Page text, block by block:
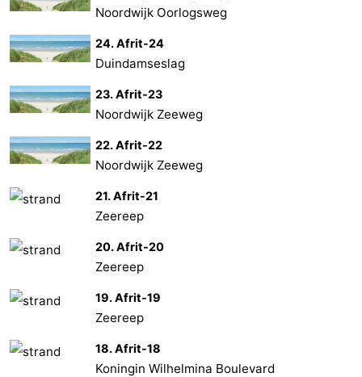
Noordwijk Oorlogsweg
24. Afrit-24
Duindamseslag
23. Afrit-23
Noordwijk Zeeweg
22. Afrit-22
Noordwijk Zeeweg
21. Afrit-21
Zeereep
20. Afrit-20
Zeereep
19. Afrit-19
Zeereep
18. Afrit-18
Koningin Wilhelmina Boulevard